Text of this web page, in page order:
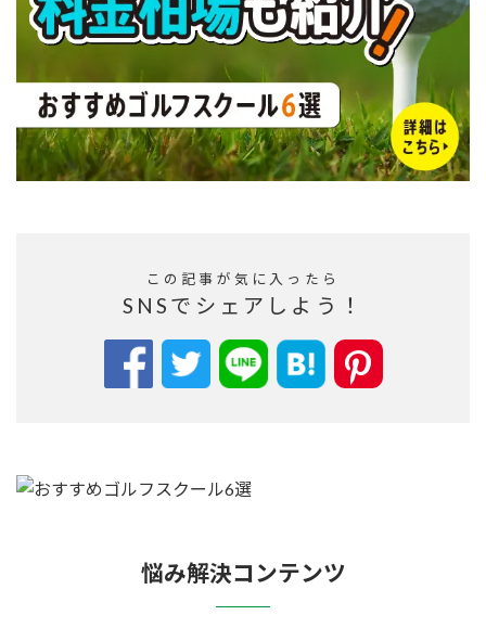
この記事が気に入ったら
SNSでシェアしよう！
悩み解決コンテンツ